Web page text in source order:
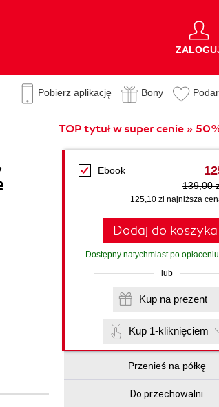
Pobierz aplikację Bony
TOP tytuł w super cenie »
Ebook
139,00
125,10 zł najniższa
Dodaj do koszyka
Dostępny natychmiast po
lub
Kup na prezent
Kup 1-kliknięciem
Przenieś na półkę
Do przechowalni